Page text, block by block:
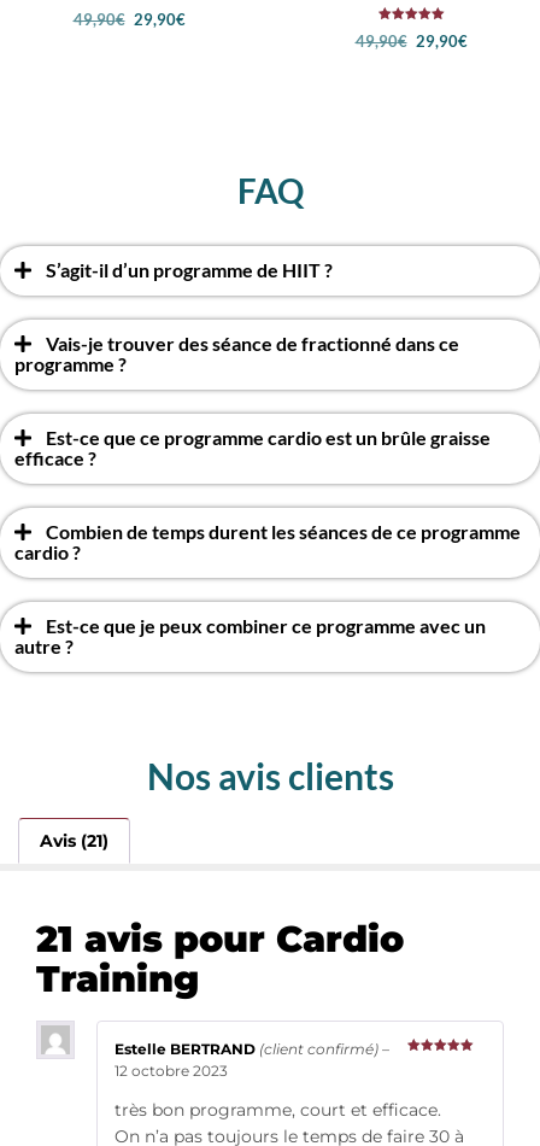
4.83
49,90€ 29,90€
5.00
49,90€ 29,90€
FAQ
S’agit-il d’un programme de HIIT ?
Vais-je trouver des séance de fractionné dans ce
programme ?
Est-ce que ce programme cardio est un brûle graisse
efficace ?
Combien de temps durent les séances de ce programme
cardio ?
Est-ce que je peux combiner ce programme avec un
autre ?
Nos avis clients
Avis (21)
21 avis pour Cardio
Training
Estelle BERTRAND (client confirmé) –
12 octobre 2023
très bon programme, court et efficace.
On n’a pas toujours le temps de faire 30 à